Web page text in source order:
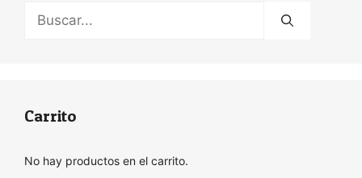
Buscar:
Carrito
No hay productos en el carrito.